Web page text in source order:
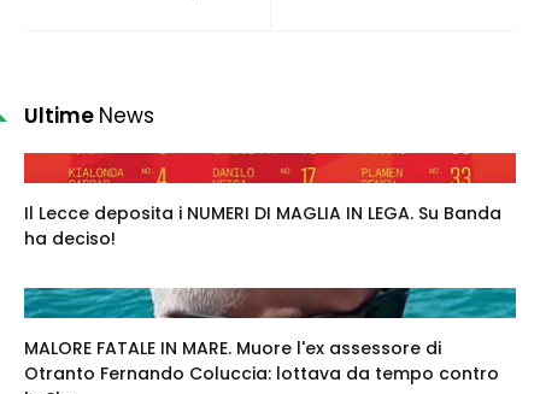
Ultime News
Il Lecce deposita i NUMERI DI MAGLIA IN LEGA. Su Banda
ha deciso!
MALORE FATALE IN MARE. Muore l'ex assessore di
Otranto Fernando Coluccia: lottava da tempo contro